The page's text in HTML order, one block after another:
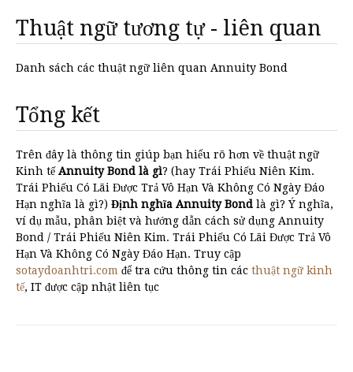
Thuật ngữ tương tự - liên quan
Danh sách các thuật ngữ liên quan Annuity Bond
Tổng kết
Trên đây là thông tin giúp bạn hiểu rõ hơn về thuật ngữ
Kinh tếAnnuity Bond là gì? (hay Trái Phiếu Niên Kim.
Trái Phiếu Có Lãi Được Trả Vô Hạn Và Không Có Ngày Đáo
Hạn nghĩa là gì?) Định nghĩa Annuity Bond là gì? Ý nghĩa,
ví dụ mẫu, phân biệt và hướng dẫn cách sử dụng Annuity
Bond / Trái Phiếu Niên Kim. Trái Phiếu Có Lãi Được Trả Vô
Hạn Và Không Có Ngày Đáo Hạn. Truy cập
sotaydoanhtri.com để tra cứu thông tin các thuật ngữ kinh
tế, IT được cập nhật liên tục